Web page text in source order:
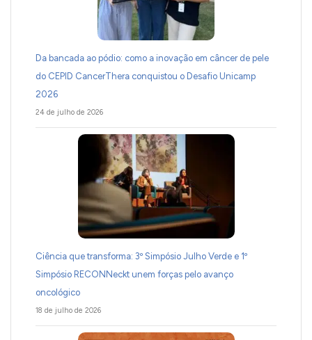
Da bancada ao pódio: como a inovação em câncer de pele
do CEPID CancerThera conquistou o Desafio Unicamp
2026
24 de julho de 2026
Ciência que transforma: 3º Simpósio Julho Verde e 1º
Simpósio RECONNeckt unem forças pelo avanço
oncológico
18 de julho de 2026